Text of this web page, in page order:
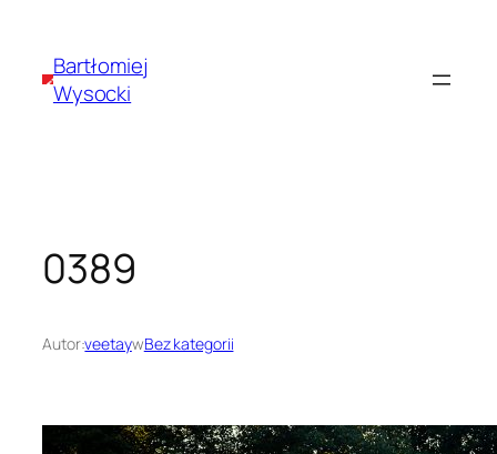
treściBartłomiej
Wysocki
0389
Autor:veetaywBez kategorii